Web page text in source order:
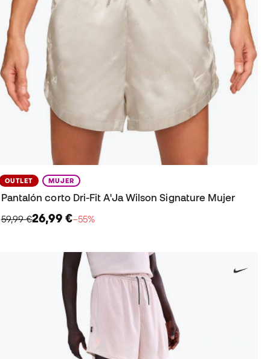
OUTLET MUJER
Pantalón corto Dri-Fit A'Ja Wilson Signature Mujer
59,99 €26,99 €−55%